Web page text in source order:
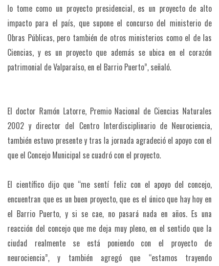
lo tome como un proyecto presidencial, es un proyecto de alto
impacto para el país, que supone el concurso del ministerio de
Obras Públicas, pero también de otros ministerios como el de las
Ciencias, y es un proyecto que además se ubica en el corazón
patrimonial de Valparaíso, en el Barrio Puerto”, señaló.
El doctor Ramón Latorre, Premio Nacional de Ciencias Naturales
2002 y director del Centro Interdisciplinario de Neurociencia,
también estuvo presente y tras la jornada agradeció el apoyo con el
que el Concejo Municipal se cuadró con el proyecto.
El científico dijo que “me sentí feliz con el apoyo del concejo,
encuentran que es un buen proyecto, que es el único que hay hoy en
el Barrio Puerto, y si se cae, no pasará nada en años. Es una
reacción del concejo que me deja muy pleno, en el sentido que la
ciudad realmente se está poniendo con el proyecto de
neurociencia”, y también agregó que “estamos trayendo